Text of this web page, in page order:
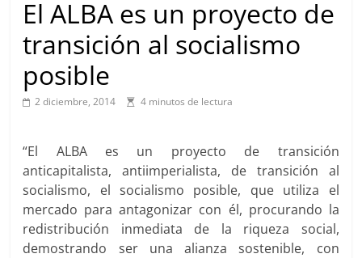
El ALBA es un proyecto de
transición al socialismo
posible
2 diciembre, 2014 4 minutos de lectura
“El ALBA es un proyecto de transición
anticapitalista, antiimperialista, de transición al
socialismo, el socialismo posible, que utiliza el
mercado para antagonizar con él, procurando la
redistribución inmediata de la riqueza social,
demostrando ser una alianza sostenible, con